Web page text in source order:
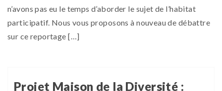
n’avons pas eu le temps d’aborder le sujet de l’habitat
participatif. Nous vous proposons à nouveau de débattre
sur ce reportage […]
Projet Maison de la Diversité :